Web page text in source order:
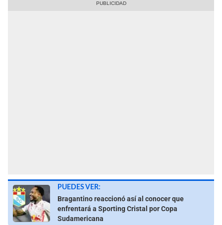
PUEDES VER:
Bragantino reaccionó así al conocer que
enfrentará a Sporting Cristal por Copa
Sudamericana